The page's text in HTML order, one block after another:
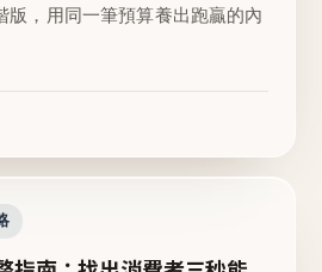
版，用同一筆預算養出跑贏的內